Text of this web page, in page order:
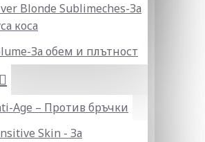
Blonde Sublіmeches-За
коса
За обем и плътност
Age – Против бръчки
Skin - За